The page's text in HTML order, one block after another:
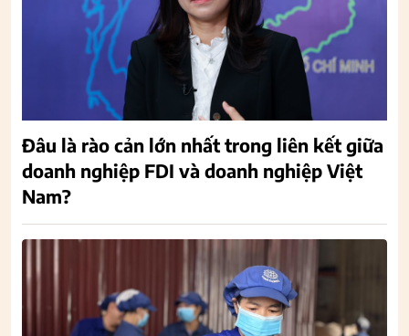
Đâu là rào cản lớn nhất trong liên kết giữa
doanh nghiệp FDI và doanh nghiệp Việt
Nam?